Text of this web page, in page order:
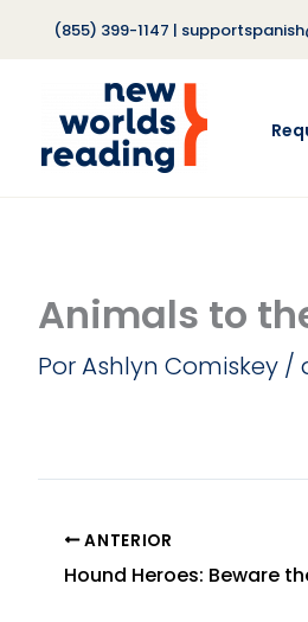
contenido
(855) 399-1147 |
Animals to
PorAshlyn Comiskey /
ANTERIOR
Hound Heroes: Beware